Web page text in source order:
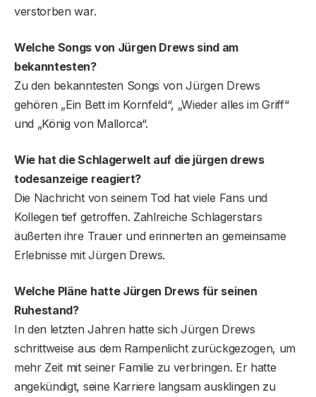
verstorben war.
Welche Songs von Jürgen Drews sind am
bekanntesten?
Zu den bekanntesten Songs von Jürgen Drews
gehören „Ein Bett im Kornfeld“, „Wieder alles im Griff“
und „König von Mallorca“.
Wie hat die Schlagerwelt auf die jürgen drews
todesanzeige reagiert?
Die Nachricht von seinem Tod hat viele Fans und
Kollegen tief getroffen. Zahlreiche Schlagerstars
äußerten ihre Trauer und erinnerten an gemeinsame
Erlebnisse mit Jürgen Drews.
Welche Pläne hatte Jürgen Drews für seinen
Ruhestand?
In den letzten Jahren hatte sich Jürgen Drews
schrittweise aus dem Rampenlicht zurückgezogen, um
mehr Zeit mit seiner Familie zu verbringen. Er hatte
angekündigt, seine Karriere langsam ausklingen zu